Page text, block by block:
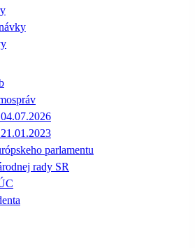
parlamentu
rady SR